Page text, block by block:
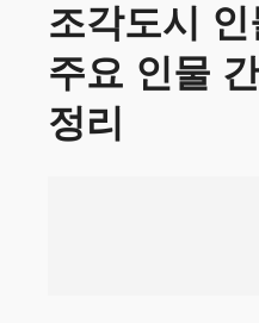
조각도시
주요 인물
정리